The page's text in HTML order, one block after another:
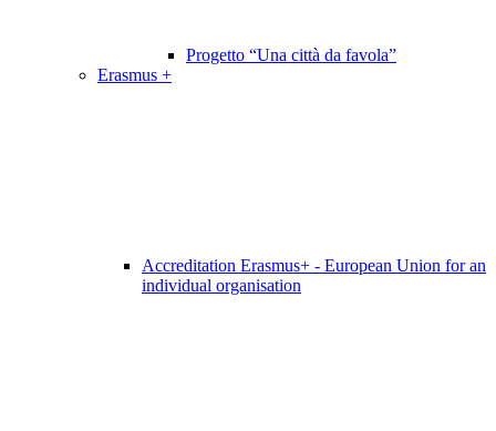
Progetto “Una città da favola”
Erasmus +
Accreditation Erasmus+ - European Union for an
individual organisation